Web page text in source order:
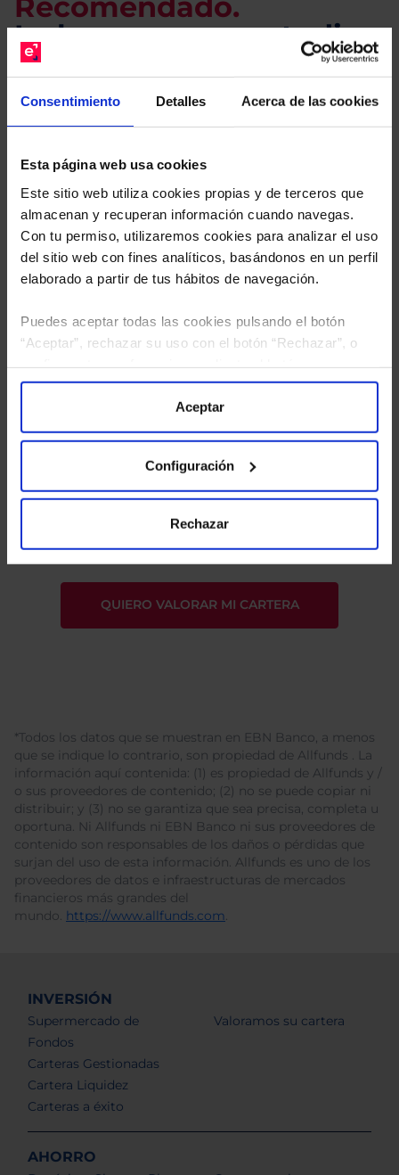
Consentimiento Detalles Acerca de las cookies
Esta página web usa cookies
Este sitio web utiliza cookies propias y de terceros que
almacenan y recuperan información cuando navegas.
Con tu permiso, utilizaremos cookies para analizar el uso
del sitio web con fines analíticos, basándonos en un perfil
elaborado a partir de tus hábitos de navegación.
Puedes aceptar todas las cookies pulsando el botón
“Aceptar”, rechazar su uso con el botón “Rechazar”, o
“Configuración”. Consulta nuestraPolítica
para más información.
Aceptar
Configuración
Rechazar
Le hacemos un estudio
gratuito de su cartera.
Descárguese el archivoe indíquenos los ISINs de
sus Fondos y nuestros expertos le enviarán un
Limpias con las que podrá ahorrar en sus costes.
He leídola política de privacidady consiento el
*Todos los datos que se muestran en EBN Banco, a menos
que se indique lo contrario, son propiedad de Allfunds . La
información aquí contenida: (1) es propiedad de Allfunds y /
o sus proveedores de contenido; (2) no se puede copiar ni
distribuir; y (3) no se garantiza que sea precisa, completa u
oportuna. Ni Allfunds ni EBN Banco ni sus proveedores de
contenido son responsables de los daños o pérdidas que
surjan del uso de esta información. Allfunds es uno de los
proveedores de datos e infraestructuras de mercados
financieros más grandes del
mundo. https://www.allfunds.com.
INVERSIÓN
Supermercado de
Fondos
Carteras Gestionadas
Cartera Liquidez
Carteras a éxito
Valoramos su cartera
AHORRO